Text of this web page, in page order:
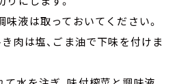
味液は取っておいてください。
肉は塩、ごま油で下味を付けま